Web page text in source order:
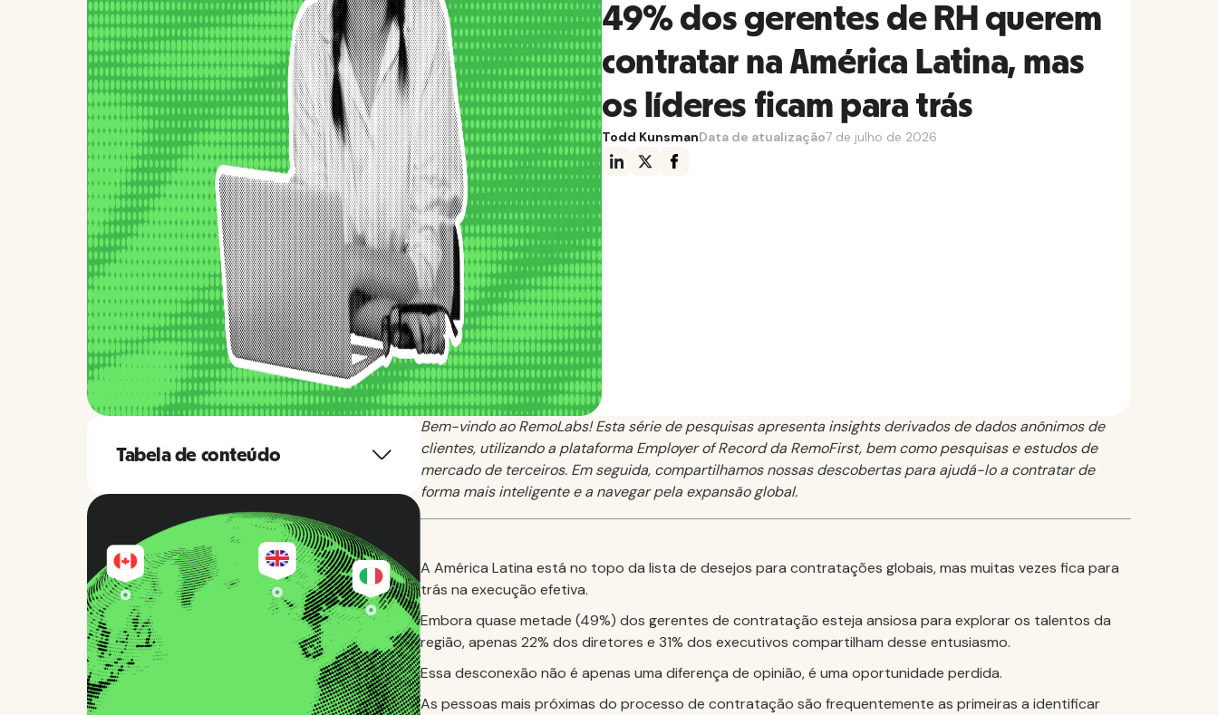
49% dos gerentes de RH querem
contratar na América Latina, mas
os líderes ficam para trás
Todd KunsmanData de atualização7 de julho de 2026
Tabela de conteúdo
Bem-vindo ao RemoLabs! Esta série de pesquisas apresenta insights derivados de dados anônimos de
clientes, utilizando a plataforma Employer of Record da RemoFirst, bem como pesquisas e estudos de
mercado de terceiros. Em seguida, compartilhamos nossas descobertas para ajudá-lo a contratar de
forma mais inteligente e a navegar pela expansão global.
A América Latina está no topo da lista de desejos para contratações globais, mas muitas vezes fica para
trás na execução efetiva.
Embora quase metade (49%) dos gerentes de contratação esteja ansiosa para explorar os talentos da
região, apenas 22% dos diretores e 31% dos executivos compartilham desse entusiasmo.
Essa desconexão não é apenas uma diferença de opinião, é uma oportunidade perdida.
As pessoas mais próximas do processo de contratação são frequentemente as primeiras a identificar